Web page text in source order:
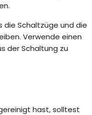
die Schaltzüge und die
Verwende einen
der Schaltung zu
hast, solltest